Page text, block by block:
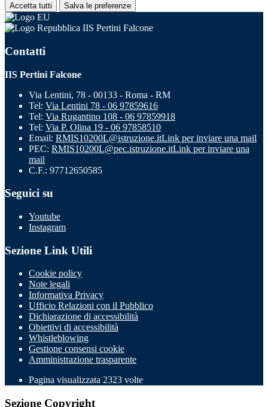
Accetta tutti Salva le preferenze
IIS Pertini Falcone
Contatti
IIS Pertini Falcone
Via Lentini, 78 - 00133 - Roma - RM
Tel: Via Lentini 78 - 06 97859616
Tel: Via Rugantino 108 - 06 97859918
Tel: Via P. Olina 19 - 06 97858510
Email: RMIS10200L@istruzione.itLink per inviare una mail
PEC: RMIS10200L@pec.istruzione.itLink per inviare una
mail
C.F.: 97712650585
Seguici su
Youtube
Instagram
Sezione Link Utili
Cookie policy
Note legali
Informativa Privacy
Ufficio Relazioni con il Pubblico
Dichiarazione di accessibilità
Obiettivi di accessibilità
Whistleblowing
Gestione consensi cookie
Amministrazione trasparente
Pagina visualizzata 2323 volte
Sezione Copyright